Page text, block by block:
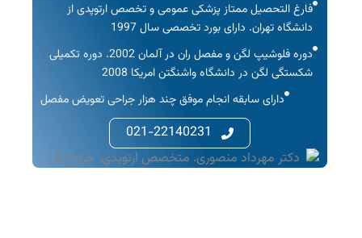
فارغ التحصیل ممتاز پزشکی عمومی و تخصص ارتوپدی از
دانشگاه تهران. دارای بورد تخصصی سال 1997
دوره فلوشیپ لگن و مفصل ران در آلمان 2002. دوره تکمیلی
شکستگی لگن در دانشگاه واشنگتن امریکا 2008
دارای سابقه انجام موفق چند هزار جراحی تعویض مفصل
021-22140231